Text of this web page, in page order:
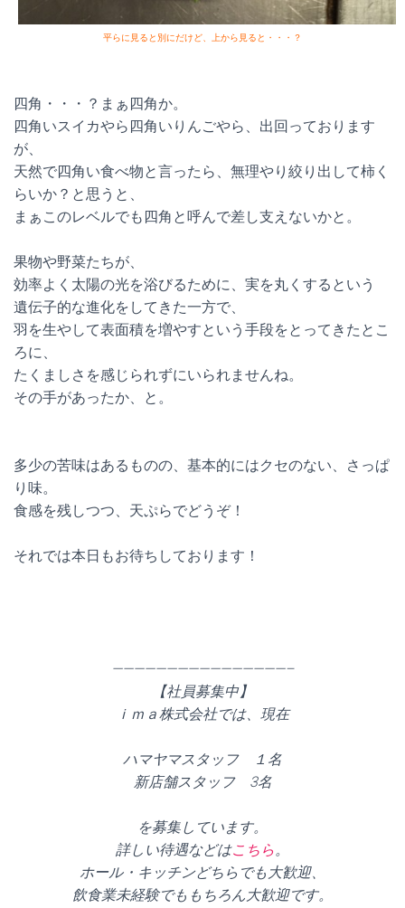
平らに見ると別にだけど、上から見ると・・・？
四角・・・？まぁ四角か。
四角いスイカやら四角いりんごやら、出回っております
が、
天然で四角い食べ物と言ったら、無理やり絞り出して柿く
らいか？と思うと、
まぁこのレベルでも四角と呼んで差し支えないかと。
果物や野菜たちが、
効率よく太陽の光を浴びるために、実を丸くするという
遺伝子的な進化をしてきた一方で、
羽を生やして表面積を増やすという手段をとってきたとこ
ろに、
たくましさを感じられずにいられませんね。
その手があったか、と。
多少の苦味はあるものの、基本的にはクセのない、さっぱ
り味。
食感を残しつつ、天ぷらでどうぞ！
それでは本日もお待ちしております！
————————————————–
【社員募集中】
ｉｍａ株式会社では、現在
ハマヤマスタッフ １名
新店舗スタッフ 3名
を募集しています。
詳しい待遇などはこちら。
ホール・キッチンどちらでも大歓迎、
飲食業未経験でももちろん大歓迎です。